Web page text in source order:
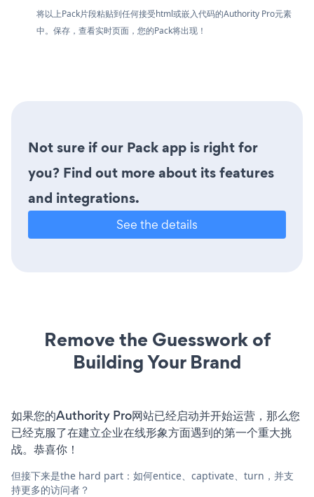
将以上Pack片段粘贴到任何接受html或嵌入代码的Authority Pro元素
中。保存，查看实时页面，您的Pack将出现！
Not sure if our Pack app is right for
you? Find out more about its features
and integrations.
See the details
Remove the Guesswork of
Building Your Brand
如果您的Authority Pro网站已经启动并开始运营，那么您
已经克服了在建立企业在线形象方面遇到的第一个重大挑
战。恭喜你！
但接下来是the hard part：如何entice、captivate、turn，并支
持更多的访问者？